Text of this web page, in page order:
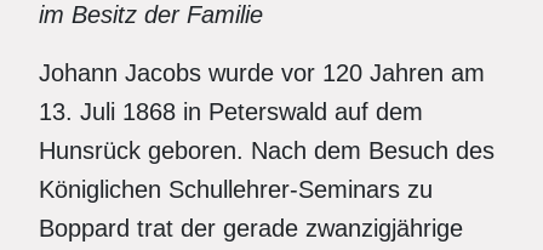
im Besitz der Familie
Johann Jacobs wurde vor 120 Jahren am
13. Juli 1868 in Peterswald auf dem
Hunsrück geboren. Nach dem Besuch des
Königlichen Schullehrer-Seminars zu
Boppard trat der gerade zwanzigjährige